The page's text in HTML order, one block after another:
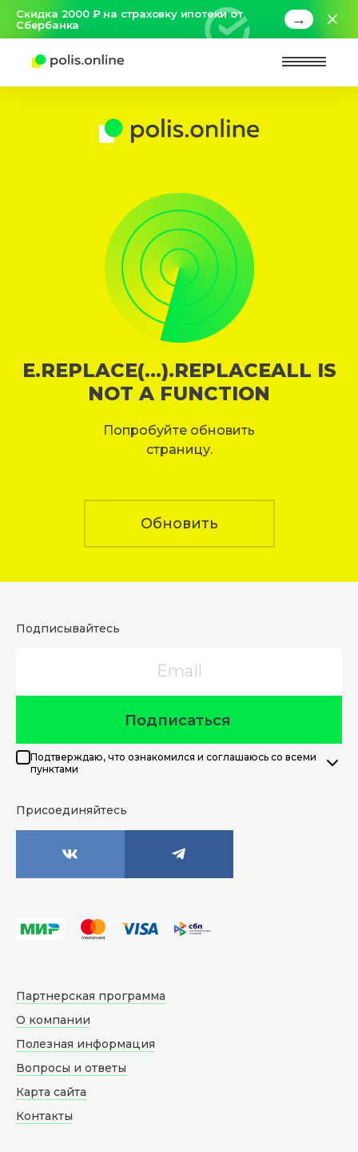
Скидка 2000 ₽ на страховку ипотеки от
Сбербанка
→
E.REPLACE(...).REPLACEALL IS
NOT A FUNCTION
Попробуйте обновить
страницу.
Обновить
Подписывайтесь
Подписаться
Подтверждаю, что ознакомился и соглашаюсь со всеми
пунктами
Присоединяйтесь
Партнерская программа
О компании
Полезная информация
Вопросы и ответы
Карта сайта
Контакты